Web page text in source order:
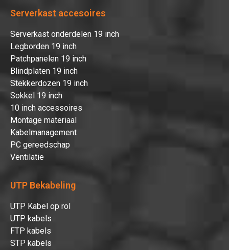
Serverkast accesoires
Serverkast onderdelen 19 inch
Legborden 19 inch
Patchpanelen 19 inch
Blindplaten 19 inch
Stekkerdozen 19 inch
Sokkel 19 inch
10 inch accessoires
Montage materiaal
Kabelmanagement
PC gereedschap
Ventilatie
UTP Bekabeling
UTP Kabel op rol
UTP kabels
FTP kabels
STP kabels